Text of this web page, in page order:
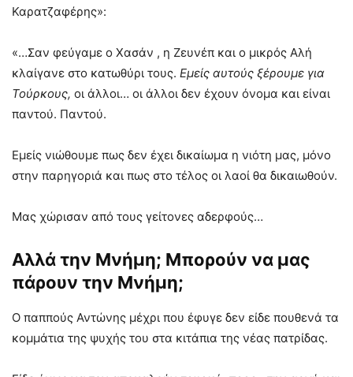
Καρατζαφέρης»:
«…Σαν φεύγαμε ο Χασάν , η Ζευνέπ και ο μικρός Αλή
κλαίγανε στο κατωθύρι τους. Εμείς αυτούς ξέρουμε για
Τούρκους, οι άλλοι… οι άλλοι δεν έχουν όνομα και είναι
παντού. Παντού.
Εμείς νιώθουμε πως δεν έχει δικαίωμα η νιότη μας, μόνο
στην παρηγοριά και πως στο τέλος οι λαοί θα δικαιωθούν.
Μας χώρισαν από τους γείτονες αδερφούς…
Αλλά την Μνήμη; Μπορούν να μας
πάρουν την Mνήμη;
Ο παππούς Αντώνης μέχρι που έφυγε δεν είδε πουθενά τα
κομμάτια της ψυχής του στα κιτάπια της νέας πατρίδας.